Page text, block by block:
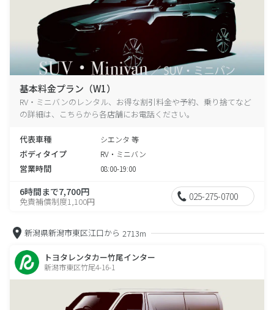
基本料金プラン（W1）
RV・ミニバンのレンタル、お得な割引料金や予約、乗り捨てなど
の詳細は、こちらから各店舗にお電話ください。
代表車種 シエンタ 等
ボディタイプ RV・ミニバン
営業時間 08:00-19:00
6時間まで7,700円
免責補償制度1,100円 025-275-0700
新潟県新潟市東区江口から 2713m
トヨタレンタカー竹尾インター
新潟市東区竹尾4-16-1